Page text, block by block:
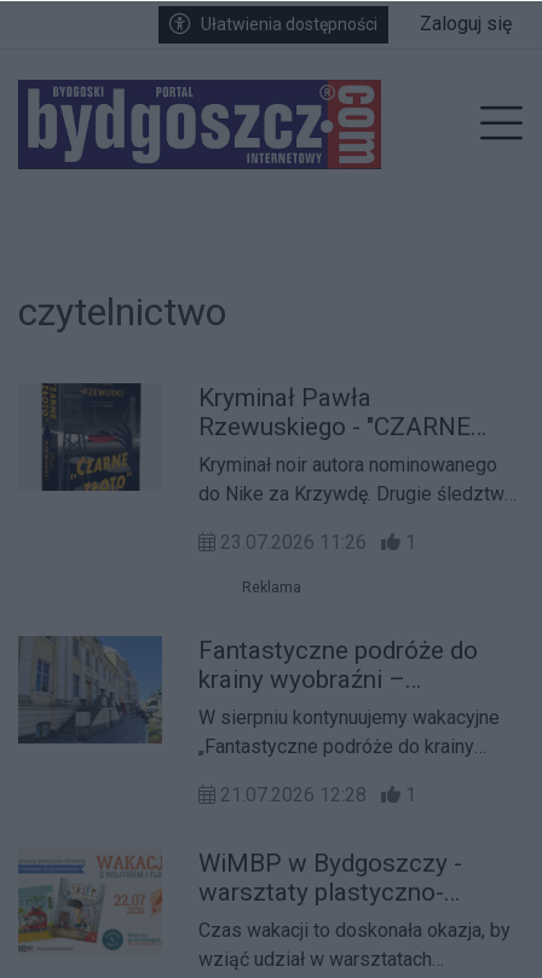
Przejdź do głównych treści
Przejdź do wyszukiwarki
Przejdź do głównego menuUłatwienia dostępności Zaloguj się
czytelnictwo
Kryminał Pawła
Rzewuskiego - "CZARNE
ZŁOTO"
Kryminał noir autora nominowanego
do Nike za Krzywdę. Drugie śledztwo
23.07.2026 11:26
1
Reklama
Fantastyczne podróże do
krainy wyobraźni –
wakacyjne zajęcia w
bibliotekach osiedlowych –
SIERPIEŃ 2026
W sierpniu kontynuujemy wakacyjne
„Fantastyczne podróże do krainy
osiedlowe ponownie zapraszają
opowieści, literackich bohaterów i
twórczej zabawy.
21.07.2026 12:28 1
WiMBP w Bydgoszczy -
warsztaty plastyczno-
literackie z ilustratorem
Maciejem Szymanowiczem
Czas wakacji to doskonała okazja, by
wziąć udział w warsztatach